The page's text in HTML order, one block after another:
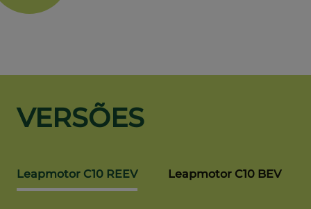
VERSÕES
Leapmotor C10 REEV Leapmotor C10 BEV